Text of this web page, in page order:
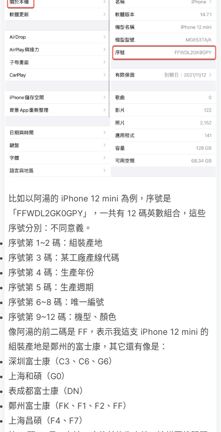
比如以阿湯的 iPhone 12 mini 為例，序號是
「FFWDL2GK0GPY」，一共有 12 碼英數組合，這些
序號分別：不同意義。
序號第 1~2 碼：組裝產地
序號第 3 碼：某工廠產線代碼
序號第 4 碼：生產年份
序號第 5 碼：生產週期
序號第 6~8 碼：唯一編號
序號第 9~12 碼：機型、顏色
像阿湯的前二碼是 FF，表示我這支 iPhone 12 mini 的
組裝產地是鄭州的富士康，其它還有像是：
深圳富士康（C3、C6、G6）
上海和碩（G0）
表成都富士康（DN）
鄭州富士康（FK、F1、F2、FF）
上海昌碩（F4、F7）